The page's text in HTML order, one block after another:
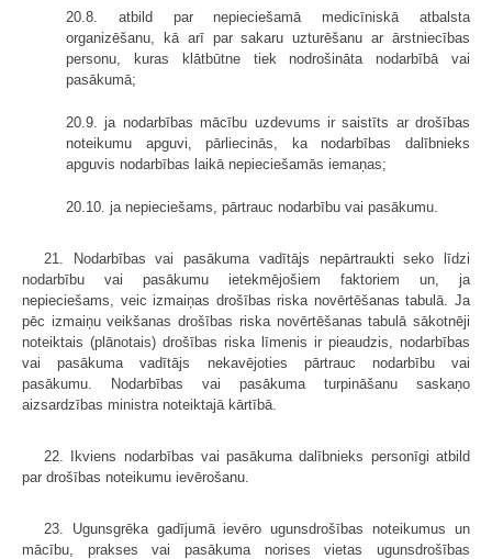
20.8. atbild par nepieciešamā medicīniskā atbalsta
organizēšanu, kā arī par sakaru uzturēšanu ar ārstniecības
personu, kuras klātbūtne tiek nodrošināta nodarbībā vai
pasākumā;
20.9. ja nodarbības mācību uzdevums ir saistīts ar drošības
noteikumu apguvi, pārliecinās, ka nodarbības dalībnieks
apguvis nodarbības laikā nepieciešamās iemaņas;
20.10. ja nepieciešams, pārtrauc nodarbību vai pasākumu.
21. Nodarbības vai pasākuma vadītājs nepārtraukti seko līdzi
nodarbību vai pasākumu ietekmējošiem faktoriem un, ja
nepieciešams, veic izmaiņas drošības riska novērtēšanas tabulā. Ja
pēc izmaiņu veikšanas drošības riska novērtēšanas tabulā sākotnēji
noteiktais (plānotais) drošības riska līmenis ir pieaudzis, nodarbības
vai pasākuma vadītājs nekavējoties pārtrauc nodarbību vai
pasākumu. Nodarbības vai pasākuma turpināšanu saskaņo
aizsardzības ministra noteiktajā kārtībā.
22. Ikviens nodarbības vai pasākuma dalībnieks personīgi atbild
par drošības noteikumu ievērošanu.
23. Ugunsgrēka gadījumā ievēro ugunsdrošības noteikumus un
mācību, prakses vai pasākuma norises vietas ugunsdrošības